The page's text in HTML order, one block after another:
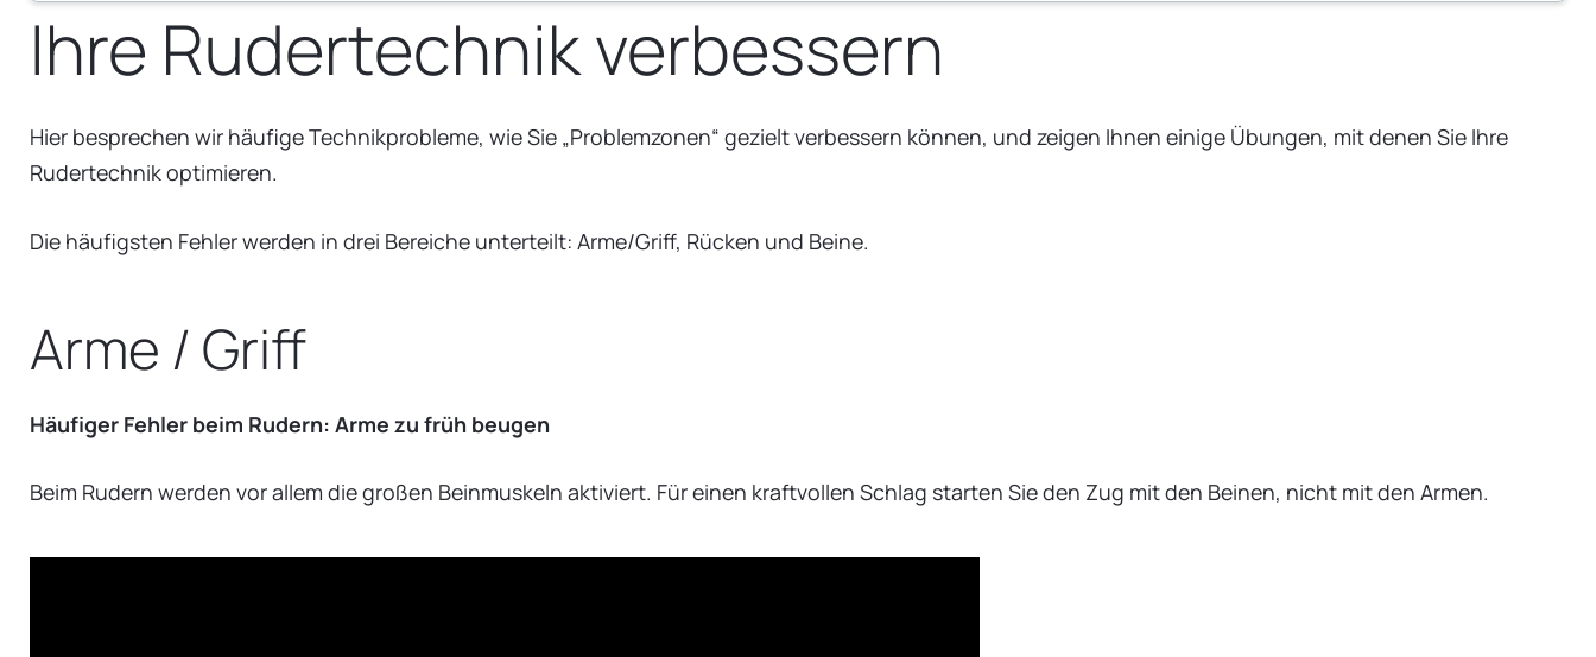
Ihre Rudertechnik verbessern
Hier besprechen wir häufige Technikprobleme, wie Sie „Problemzonen“ gezielt verbessern können, und zeigen Ihnen einige Übungen, mit denen Sie Ihre
Rudertechnik optimieren.
Die häufigsten Fehler werden in drei Bereiche unterteilt: Arme/Griff, Rücken und Beine.
Arme / Griff
Häufiger Fehler beim Rudern: Arme zu früh beugen
Beim Rudern werden vor allem die großen Beinmuskeln aktiviert. Für einen kraftvollen Schlag starten Sie den Zug mit den Beinen, nicht mit den Armen.